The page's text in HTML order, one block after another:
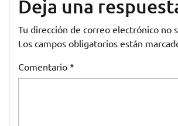
Deja una
Tu dirección de correo electrónico no
Los campos obligatorios están
Comentario *